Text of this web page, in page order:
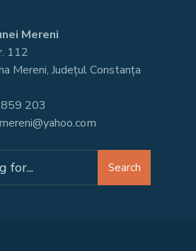
Mereni
112
Mereni, Județul Constanța
203
Search